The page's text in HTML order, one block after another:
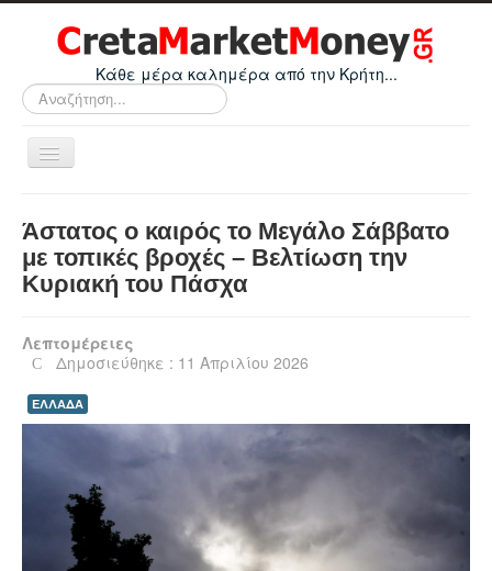
Κάθε μέρα καλημέρα από την Κρήτη...
Αναζήτηση...
Εναλλαγή
πλοήγησης
Οικονομικά
Κρήτη
Ε.Ε.
Κόσμος
Απόψεις
Τεχνολογία
Υγεία
Πολιτισμός
Άστατος ο καιρός το Μεγάλο Σάββατο
με τοπικές βροχές – Βελτίωση την
Κυριακή του Πάσχα
Λεπτομέρειες
Δημοσιεύθηκε : 11 Απριλίου 2026
ΕΛΛΑΔΑ